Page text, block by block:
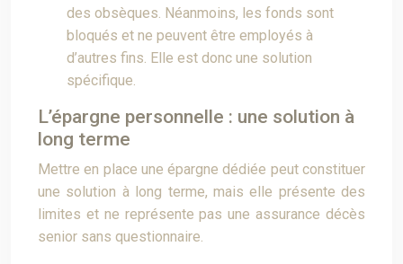
des obsèques. Néanmoins, les fonds sont
bloqués et ne peuvent être employés à
d’autres fins. Elle est donc une solution
spécifique.
L’épargne personnelle : une solution à
long terme
Mettre en place une épargne dédiée peut constituer
une solution à long terme, mais elle présente des
limites et ne représente pas une assurance décès
senior sans questionnaire.